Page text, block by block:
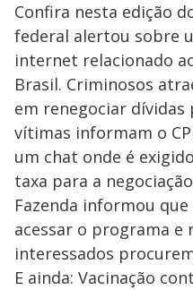
Confira nesta edição
federal alertou sobre
internet relacionado
Brasil. Criminosos
em renegociar dívidas
vítimas informam o
um chat onde é
taxa para a
Fazenda informou
acessar o programa e
interessados
E ainda: Vacinação